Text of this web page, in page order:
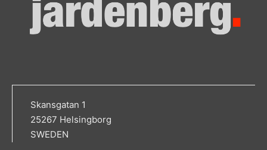
Skansgatan 1
25267 Helsingborg
SWEDEN